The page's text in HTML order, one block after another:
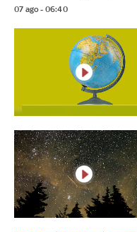
07 ago - 06:40